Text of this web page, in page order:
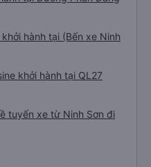
hành tại (Bến xe Ninh
khởi hành tại QL27
tuyến xe từ Ninh Sơn đi